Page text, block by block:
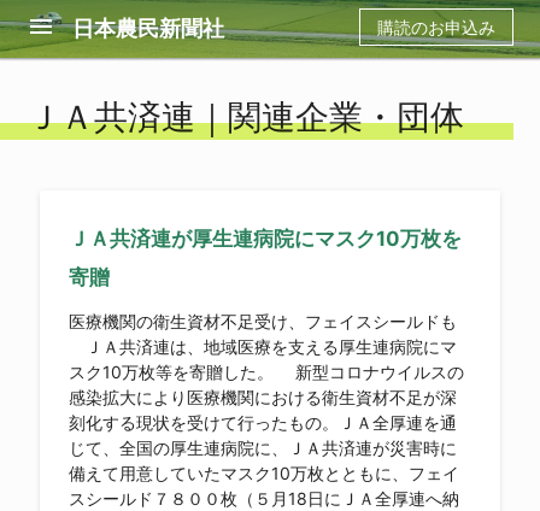
menu 日本農民新聞社 購読のお申込み
ＪＡ共済連｜関連企業・団体
ＪＡ共済連が厚生連病院にマスク10万枚を
寄贈
医療機関の衛生資材不足受け、フェイスシールドも
ＪＡ共済連は、地域医療を支える厚生連病院にマ
スク10万枚等を寄贈した。 新型コロナウイルスの
感染拡大により医療機関における衛生資材不足が深
刻化する現状を受けて行ったもの。ＪＡ全厚連を通
じて、全国の厚生連病院に、ＪＡ共済連が災害時に
備えて用意していたマスク10万枚とともに、フェイ
スシールド７８００枚（５月18日にＪＡ全厚連へ納